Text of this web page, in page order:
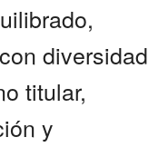
diversidad
titular,
y